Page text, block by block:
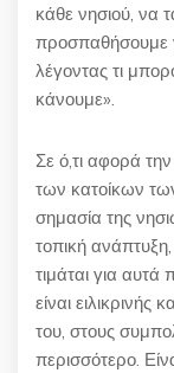
κάθε νησιού, να
προσπαθήσουμε
λέγοντας τι
κάνουμε».
Σε ό,τι αφορά
των κατοίκων
σημασία της
τοπική
τιμάται για αυτά
είναι
του, στους
περισσότερο.